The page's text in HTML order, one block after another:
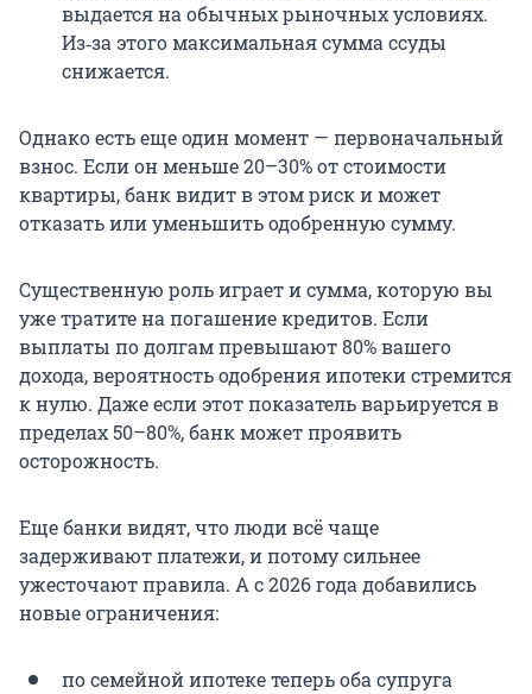
выдается на обычных рыночных условиях.
Из‑за этого максимальная сумма ссуды
снижается.
Однако есть еще один момент — первоначальный
взнос. Если он меньше 20–30% от стоимости
квартиры, банк видит в этом риск и может
отказать или уменьшить одобренную сумму.
Существенную роль играет и сумма, которую вы
уже тратите на погашение кредитов. Если
выплаты по долгам превышают 80% вашего
дохода, вероятность одобрения ипотеки стремится
к нулю. Даже если этот показатель варьируется в
пределах 50–80%, банк может проявить
осторожность.
Еще банки видят, что люди всё чаще
задерживают платежи, и потому сильнее
ужесточают правила. А с 2026 года добавились
новые ограничения:
по семейной ипотеке теперь оба супруга